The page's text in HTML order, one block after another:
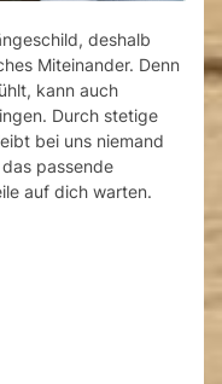
deshalb
Miteinander. Denn
kann auch
Durch stetige
bei uns niemand
passende
auf dich warten.